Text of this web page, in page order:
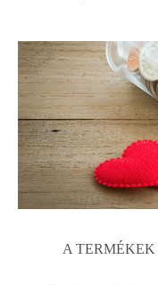
A TERMÉKEK